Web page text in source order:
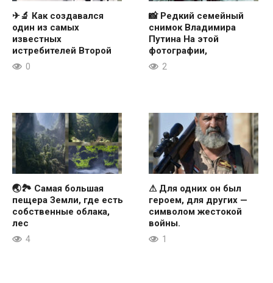
✈🔬 Как создавался
один из самых
известных
истребителей Второй
0
📸 Редкий семейный
снимок Владимира
Путина На этой
фотографии,
2
🌏🏞 Самая большая
пещера Земли, где есть
собственные облака,
лес
4
⚠ Для одних он был
героем, для других —
символом жестокой
войны.
1